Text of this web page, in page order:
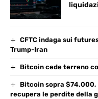
CFTC indaga sui
Trump-Iran
Bitcoin cede terreno
Bitcoin sopra $74.000,
recupera le perdite della